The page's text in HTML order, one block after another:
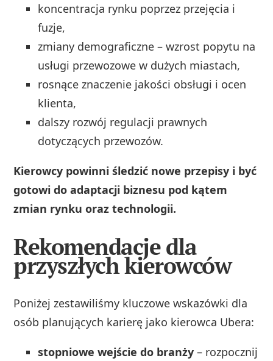
koncentracja rynku poprzez przejęcia i
fuzje,
zmiany demograficzne – wzrost popytu na
usługi przewozowe w dużych miastach,
rosnące znaczenie jakości obsługi i ocen
klienta,
dalszy rozwój regulacji prawnych
dotyczących przewozów.
Kierowcy powinni śledzić nowe przepisy i być
gotowi do adaptacji biznesu pod kątem
zmian rynku oraz technologii.
Rekomendacje dla
przyszłych kierowców
Poniżej zestawiliśmy kluczowe wskazówki dla
osób planujących karierę jako kierowca Ubera:
stopniowe wejście do branży – rozpocznij